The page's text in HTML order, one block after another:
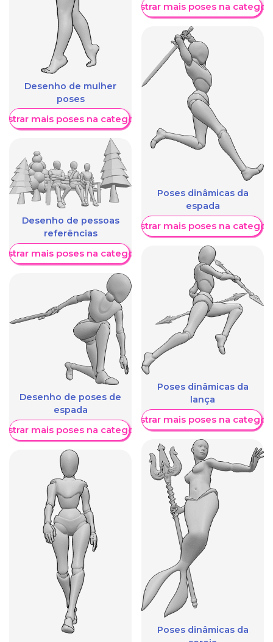
Desenho de mulher
poses
mais poses na categoria
Desenho de pessoas
referências
mais poses na categoria
Desenho de poses de
espada
mais poses na categoria
Mostrar mais poses na
Poses dinâmicas da
espada
Mostrar mais poses na
Poses dinâmicas da
lança
Mostrar mais poses na
Poses dinâmicas da